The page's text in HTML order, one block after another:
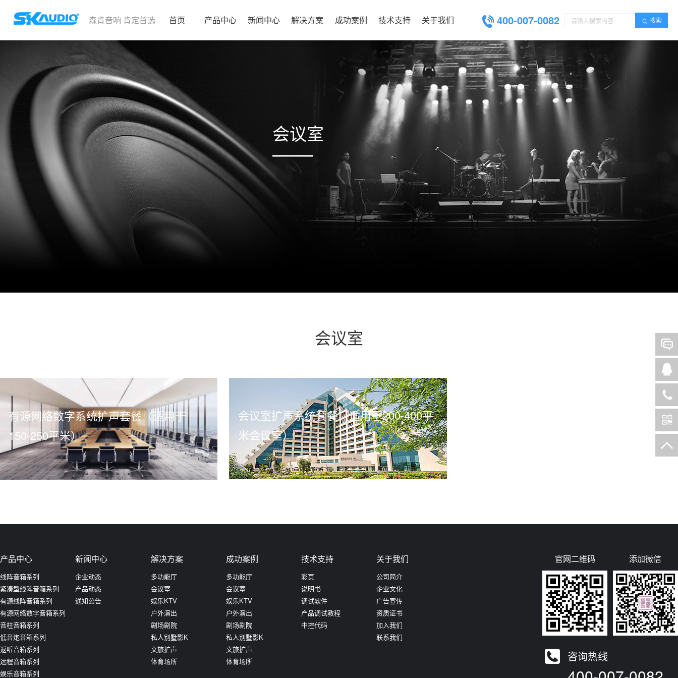
森肯音响 肯定首选 搜索
400-007-0082
首页 产品中心 新闻中心 解决方案 成功案例 技术支持 关于我们
会议室
会议室
有源网络数字系统扩声套餐（适用于
150-250平米）
会议室扩声系统套餐（适用于200-400平
米会议室）
产品中心
线阵音箱系列
紧凑型线阵音箱系列
有源线阵音箱系列
有源网络数字音箱系列
音柱音箱系列
低音炮音箱系列
返听音箱系列
远程音箱系列
娱乐音箱系列
新闻中心
企业动态
产品动态
通知公告
解决方案
多功能厅
会议室
娱乐KTV
户外演出
剧场剧院
私人别墅影K
文旅扩声
体育场所
成功案例
多功能厅
会议室
娱乐KTV
户外演出
剧场剧院
私人别墅影K
文旅扩声
体育场所
技术支持
彩页
说明书
调试软件
产品调试教程
中控代码
关于我们
公司简介
企业文化
广告宣传
资质证书
加入我们
联系我们
官网二维码 添加微信
咨询热线